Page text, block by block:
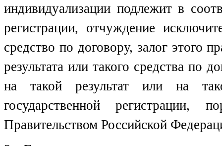
индивидуализации подлежит в
регистрации, отчуждение
средство по договору, залог этого
результата или такого средства по
на такой результат или на
государственной регистрации,
Правительством Российской